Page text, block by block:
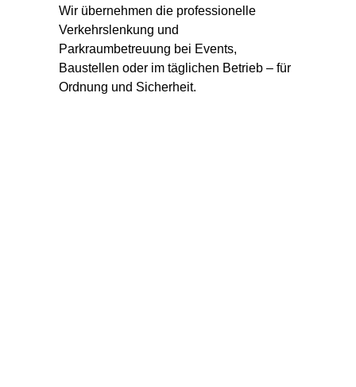
Wir übernehmen die professionelle
Verkehrslenkung und
Parkraumbetreuung bei Events,
Baustellen oder im täglichen Betrieb – für
Ordnung und Sicherheit.